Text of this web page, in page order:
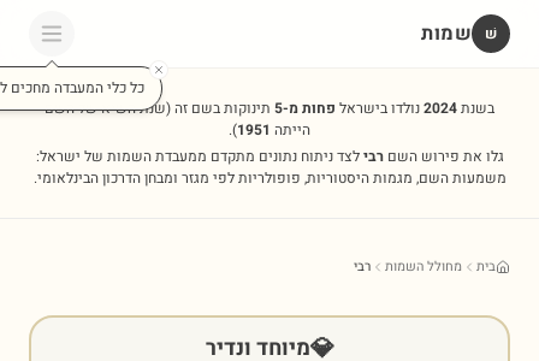
שׁ שמות
כל כלי המעבדה מחכים
בשנת2024נולדו בישראל פחות מ-5 תינוקות בשם זה(שנת השיא של השם
הייתה 1951
).
גלו את פירוש השםרבילצד ניתוח נתונים מתקדם ממעבדת השמות של ישראל:
משמעות השם, מגמות היסטוריות, פופולריות לפי מגזר ומבחן הדרכון הבינלאומי.
בית מחולל השמות רבי
💎מיוחד ונדיר